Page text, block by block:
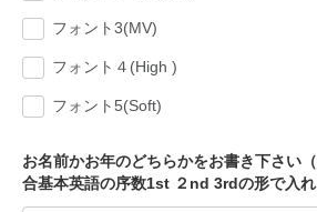
フォント3(MV)
フォント４(High )
フォント5(Soft)
お名前かお年のどちらかをお書き下さい
合基本英語の序数1st ２nd 3rdの形で入れ